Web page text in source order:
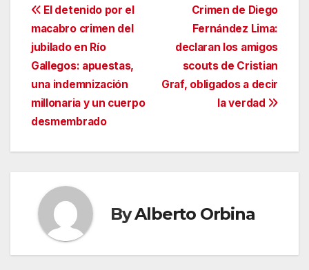
Navegación
de
entradas
Crimen de Diego
Fernández Lima:
declaran los amigos
scouts de Cristian
Graf, obligados a decir
la verdad
El detenido por el
macabro crimen del
jubilado en Río
Gallegos: apuestas,
una indemnización
millonaria y un cuerpo
desmembrado
ByAlberto Orbina